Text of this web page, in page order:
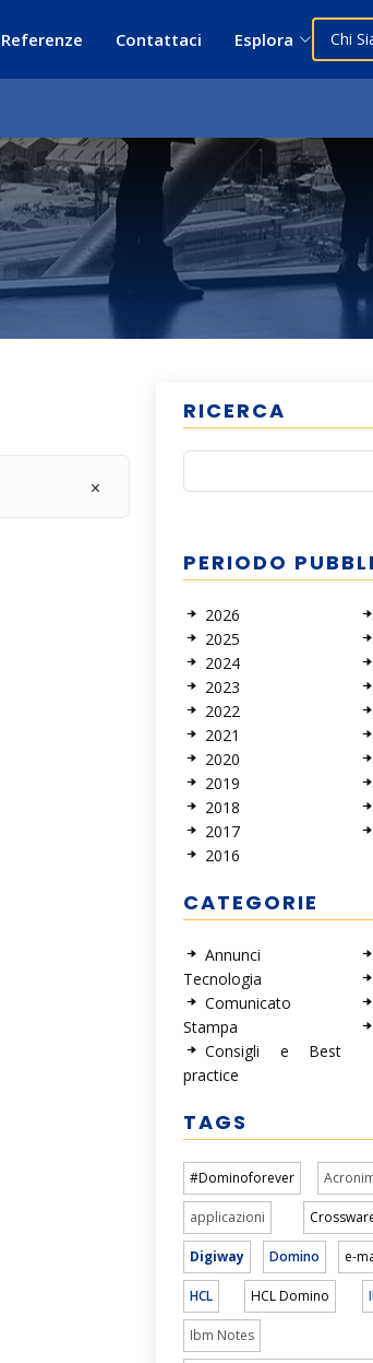
Referenze Contattaci Esplora Chi
RICERCA
PERIODO
2026
2025
2024
2023
2022
2021
2020
2019
2018
2017
2016
CATEGORIE
Annunci
Tecnologia
Comunicato
Stampa
Consigli e Best
practice
TAGS
#Dominoforever
applicazioni
Digiway Domino e-
HCL HCL Domino
Ibm Notes